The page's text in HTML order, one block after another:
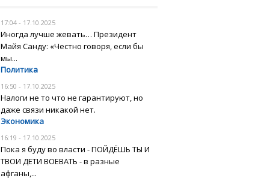
17:04 - 17.10.2025
Иногда лучше жевать… Президент
Майя Санду: «Честно говоря, если бы
мы...
Политика
16:50 - 17.10.2025
Налоги не то что не гарантируют, но
даже связи никакой нет.
Экономика
16:19 - 17.10.2025
Пока я буду во власти - ПОЙДЁШЬ ТЫ И
ТВОИ ДЕТИ ВОЕВАТЬ - в разные
афганы,...